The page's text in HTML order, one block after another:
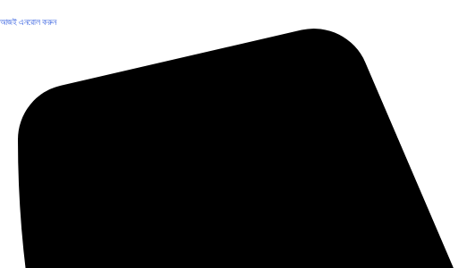
আজই এনরোল করুন